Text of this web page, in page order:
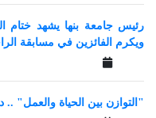
رئيس جامعة بنها يشهد ختام
ويكرم الفائزين في مسابقة
"التوازن بين الحياة والعمل" ..